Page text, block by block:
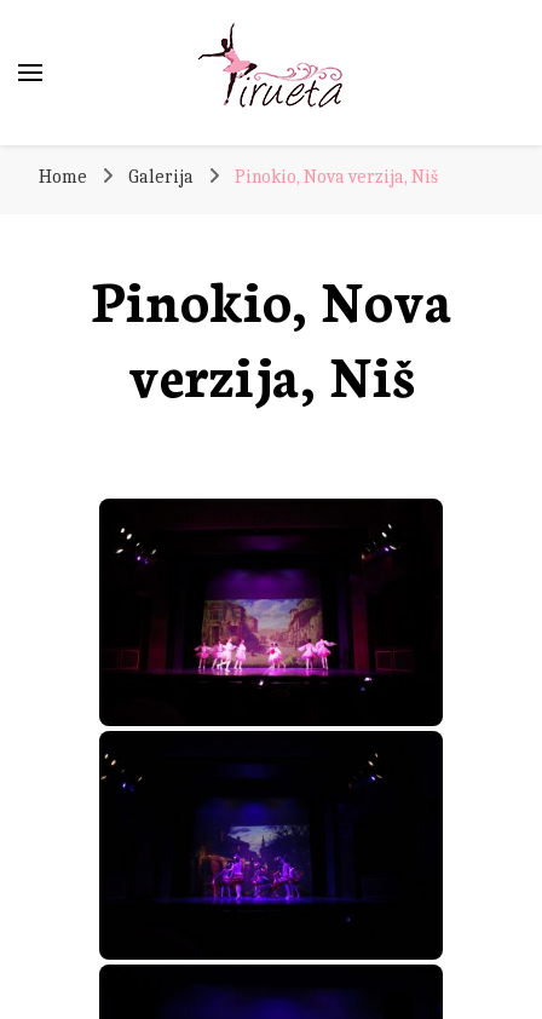
Home Galerija Pinokio, Nova verzija, Niš
Pinokio, Nova
verzija, Niš